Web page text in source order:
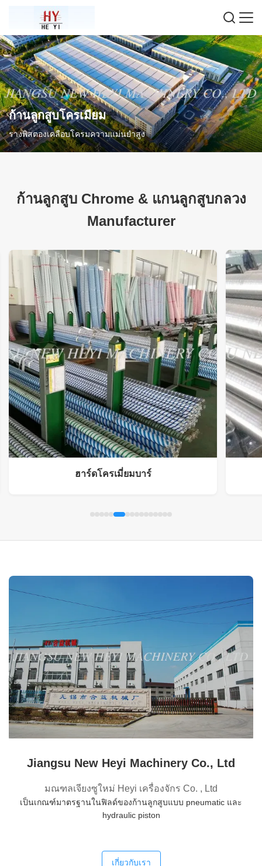
ก้านลูกสูบโครเมียม
รางพิสตองเคลือบโครมความแม่นยําสูง
ก้านลูกสูบ Chrome &แกนลูกสูบกลวง
Manufacturer
ฮาร์ดโครเมี่ยมบาร์
Jiangsu New Heyi Machinery Co., Ltd
มณฑลเจียงซูใหม่ Heyi เครื่องจักร Co. , Ltd
เป็นเกณฑ์มาตรฐานในฟิลด์ของก้านลูกสูบแบบ pneumatic และ
hydraulic piston
เกี่ยวกับเรา